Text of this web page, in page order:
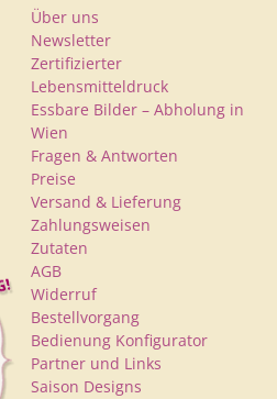
Über uns
Newsletter
Zertifizierter
Lebensmitteldruck
Essbare Bilder – Abholung in
Wien
Fragen & Antworten
Preise
Versand & Lieferung
Zahlungsweisen
Zutaten
AGB
Widerruf
Bestellvorgang
Bedienung Konfigurator
Partner und Links
Saison Designs